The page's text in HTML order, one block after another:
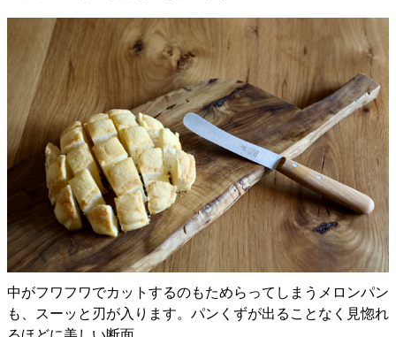
中がフワフワでカットするのもためらってしまうメロンパン
も、スーッと刃が入ります。パンくずが出ることなく見惚れ